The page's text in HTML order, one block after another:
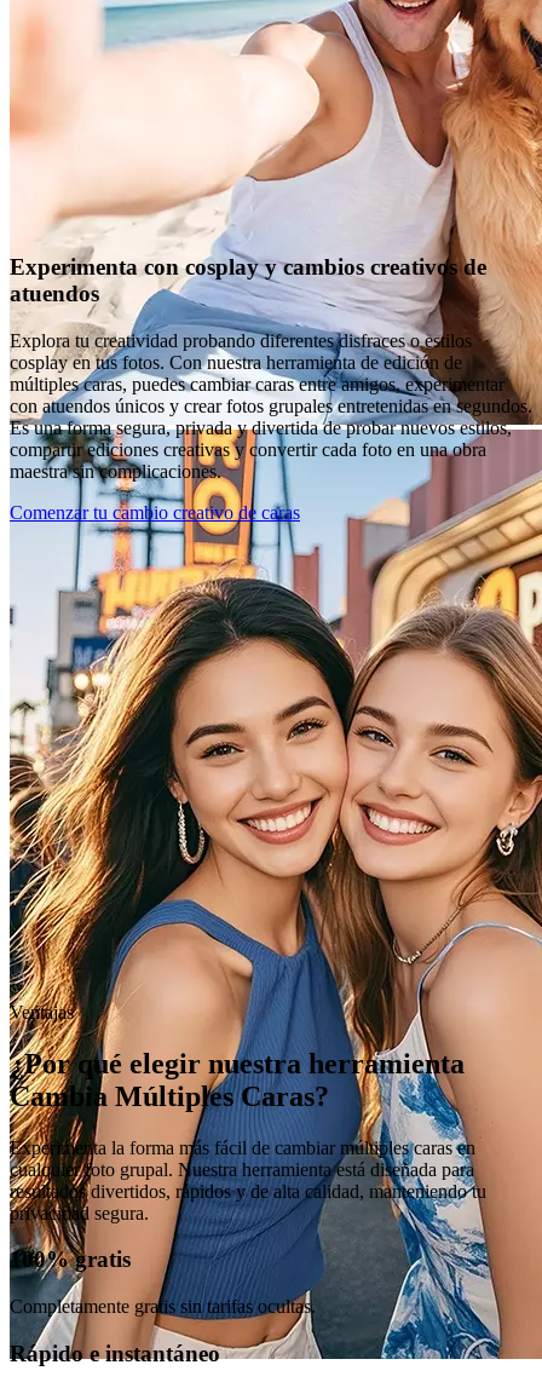
Experimenta con cosplay y cambios creativos de
atuendos
Explora tu creatividad probando diferentes disfraces o estilos
cosplay en tus fotos. Con nuestra herramienta de edición de
múltiples caras, puedes cambiar caras entre amigos, experimentar
con atuendos únicos y crear fotos grupales entretenidas en segundos.
Es una forma segura, privada y divertida de probar nuevos estilos,
compartir ediciones creativas y convertir cada foto en una obra
maestra sin complicaciones.
Comenzar tu cambio creativo de caras
Ventajas
¿Por qué elegir nuestra herramienta
Cambia Múltiples Caras?
Experimenta la forma más fácil de cambiar múltiples caras en
cualquier foto grupal. Nuestra herramienta está diseñada para
resultados divertidos, rápidos y de alta calidad, manteniendo tu
privacidad segura.
100% gratis
Completamente gratis sin tarifas ocultas.
Rápido e instantáneo